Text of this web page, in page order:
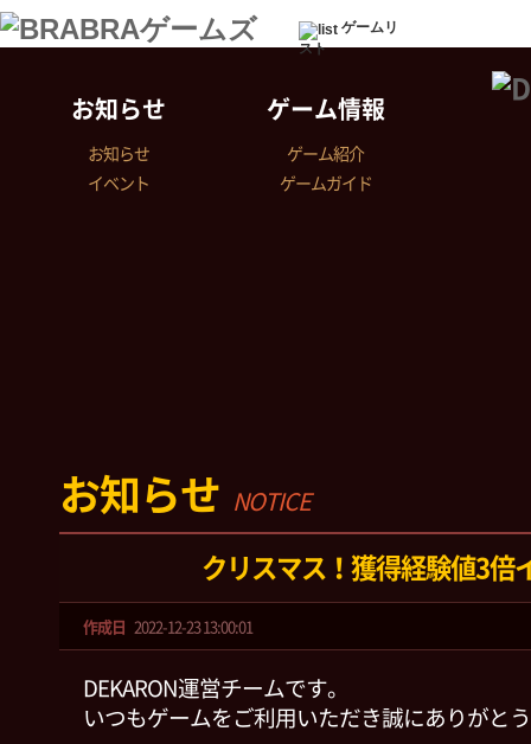
ゲームリ
スト
お知らせ
お知らせ
イベント
ゲーム情報
ゲーム紹介
ゲームガイド
お知らせ NOTICE
クリスマス！獲得経験値3倍
作成日 2022-12-23 13:00:01
DEKARON運営チームです。
いつもゲームをご利用いただき誠にありがと